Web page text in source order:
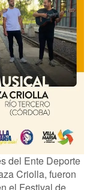
del Ente Deporte
Criolla, fueron